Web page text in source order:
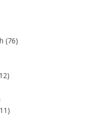
(76)